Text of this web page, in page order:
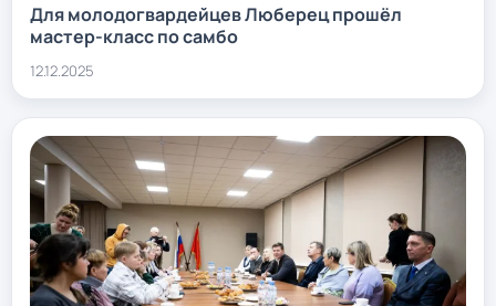
Для молодогвардейцев Люберец прошёл
мастер-класс по самбо
12.12.2025